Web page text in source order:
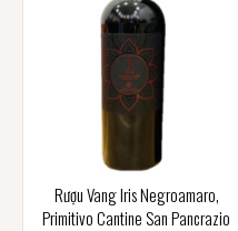
Rượu Vang Iris Negroamaro,
Primitivo Cantine San Pancrazio